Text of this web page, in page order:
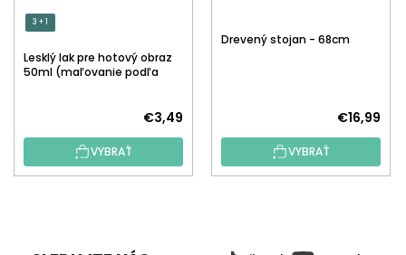
3 + 1
Lesklý lak pre hotový obraz
50ml (maľovanie podľa
€3,49
VYBRAŤ
Drevený stojan - 68cm
€16,99
VYBRAŤ